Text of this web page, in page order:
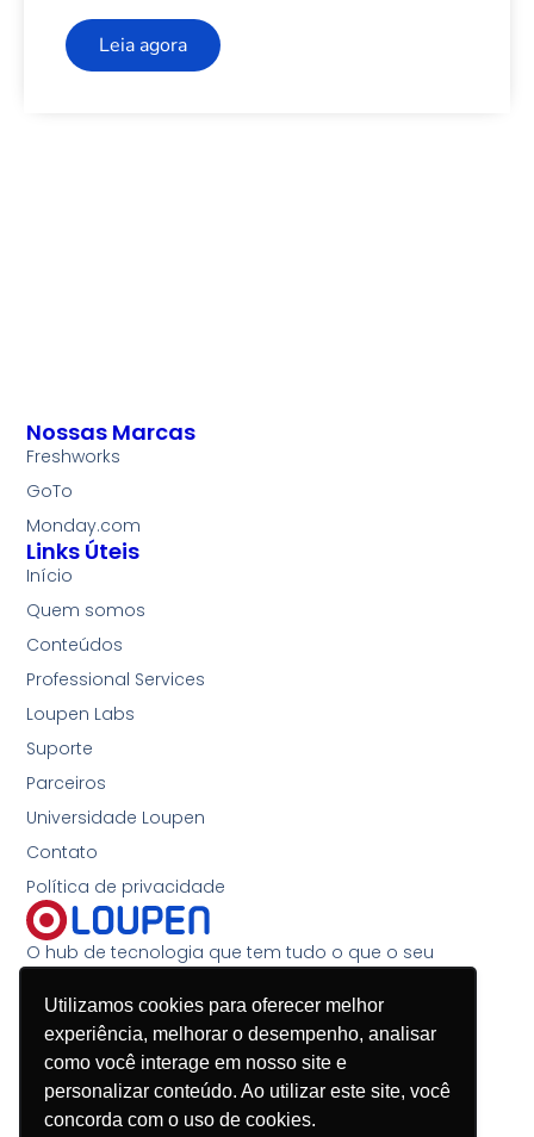
Utilizamos cookies para oferecer melhor
experiência, melhorar o desempenho, analisar
como você interage em nosso site e
personalizar conteúdo. Ao utilizar este site, você
concorda com o uso de cookies.
Leia agora
O hub de tecnologia que tem tudo o que o seu
(11) 4200-1124
(45) 3197-9089
contato@loupen.com.br
Segunda à sexta-feira, das 8h30 às 18h
Links Úteis
Início
Quem somos
Conteúdos
Professional Services
Loupen Labs
Suporte
Parceiros
Universidade Loupen
Contato
Política de privacidade
Nossas Marcas
Freshworks
GoTo
Monday.com